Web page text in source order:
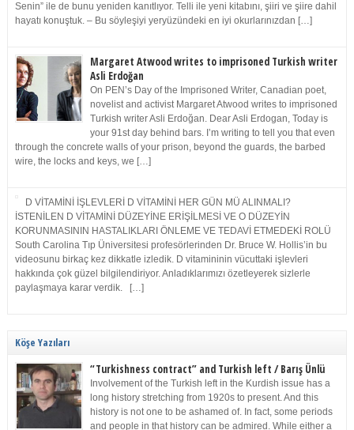
Senin” ile de bunu yeniden kanıtlıyor. Telli ile yeni kitabını, şiiri ve şiire dahil
hayatı konuştuk. – Bu söyleşiyi yeryüzündeki en iyi okurlarınızdan […]
Margaret Atwood writes to imprisoned Turkish writer
Asli Erdoğan
On PEN’s Day of the Imprisoned Writer, Canadian poet,
novelist and activist Margaret Atwood writes to imprisoned
Turkish writer Asli Erdoğan. Dear Asli Erdogan, Today is
your 91st day behind bars. I’m writing to tell you that even
through the concrete walls of your prison, beyond the guards, the barbed
wire, the locks and keys, we […]
D VİTAMİNİ İŞLEVLERİ D VİTAMİNİ HER GÜN MÜ ALINMALI?
İSTENİLEN D VİTAMİNİ DÜZEYİNE ERİŞİLMESİ VE O DÜZEYİN
KORUNMASININ HASTALIKLARI ÖNLEME VE TEDAVİ ETMEDEKİ ROLÜ
South Carolina Tıp Üniversitesi profesörlerinden Dr. Bruce W. Hollis’in bu
videosunu birkaç kez dikkatle izledik. D vitamininin vücuttaki işlevleri
hakkında çok güzel bilgilendiriyor. Anladıklarımızı özetleyerek sizlerle
paylaşmaya karar verdik. […]
Köşe Yazıları
“Turkishness contract” and Turkish left / Barış Ünlü
Involvement of the Turkish left in the Kurdish issue has a
long history stretching from 1920s to present. And this
history is not one to be ashamed of. In fact, some periods
and people in that history can be admired. While either a